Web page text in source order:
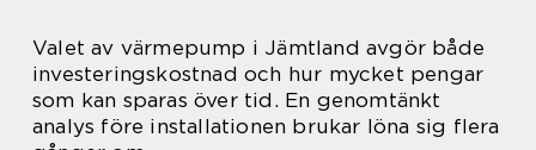
Valet av värmepump i Jämtland avgör både
investeringskostnad och hur mycket pengar
som kan sparas över tid. En genomtänkt
analys före installationen brukar löna sig flera